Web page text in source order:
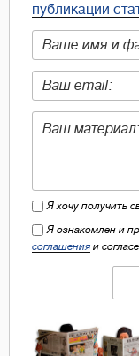
публикации
Я хочу получить
Я ознакомлен и
соглашения и